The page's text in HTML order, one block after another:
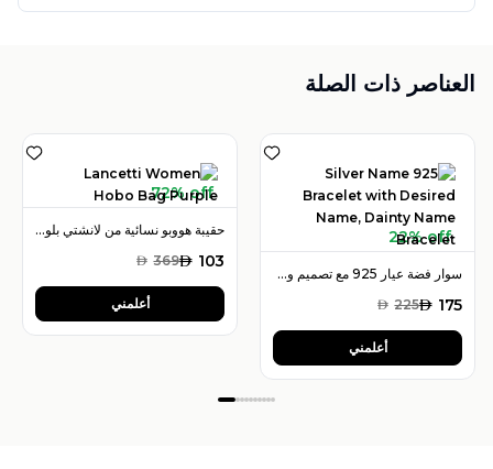
العناصر ذات الصلة
72% off
حقيبة هووبو نسائية من لانشتي بلون بنفسجي
AED 103
AED 369
أعلمني
22% off
سوار فضة عيار 925 مع تصميم وكتابة الاسم المطلوب – سوار (اسم) ناعم
AED 175
AED 225
أعلمني